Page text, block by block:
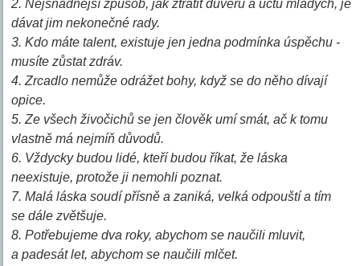
2. Nejsnadnější způsob, jak ztratit důvěru a úctu mladých, je
dávat jim nekonečné rady.
3. Kdo máte talent, existuje jen jedna podmínka úspěchu -
musíte zůstat zdráv.
4. Zrcadlo nemůže odrážet bohy, když se do něho dívají
opice.
5. Ze všech živočichů se jen člověk umí smát, ač k tomu
vlastně má nejmíň důvodů.
6. Vždycky budou lidé, kteří budou říkat, že láska
neexistuje, protože ji nemohli poznat.
7. Malá láska soudí přísně a zaniká, velká odpouští a tím
se dále zvětšuje.
8. Potřebujeme dva roky, abychom se naučili mluvit,
a padesát let, abychom se naučili mlčet.